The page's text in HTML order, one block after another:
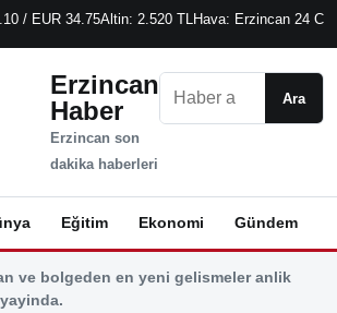
/ EUR 34.75Altin: 2.520 TLHava: Erzincan 24 C
Erzincan
Haber
Erzincan son
dakika haberleri
Ara
Eğitim Ekonomi Gündem
ve bolgeden en yeni gelismeler anlik